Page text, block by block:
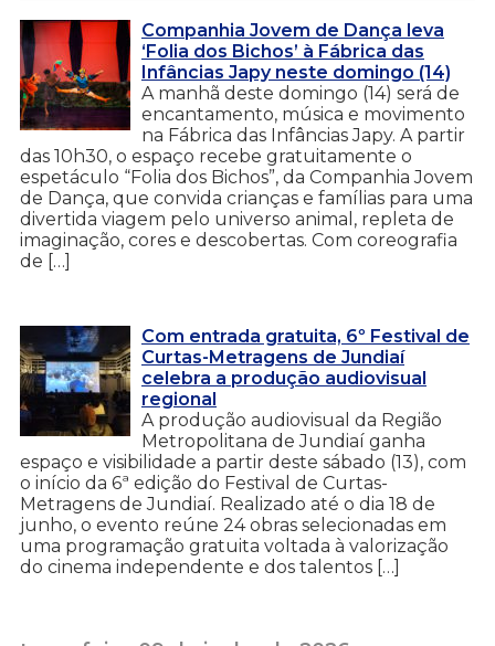
Companhia Jovem de Dança leva
‘Folia dos Bichos’ à Fábrica das
Infâncias Japy neste domingo (14)
A manhã deste domingo (14) será de
encantamento, música e movimento
na Fábrica das Infâncias Japy. A partir
das 10h30, o espaço recebe gratuitamente o
espetáculo “Folia dos Bichos”, da Companhia Jovem
de Dança, que convida crianças e famílias para uma
divertida viagem pelo universo animal, repleta de
imaginação, cores e descobertas. Com coreografia
de […]
Com entrada gratuita, 6º Festival de
Curtas-Metragens de Jundiaí
celebra a produção audiovisual
regional
A produção audiovisual da Região
Metropolitana de Jundiaí ganha
espaço e visibilidade a partir deste sábado (13), com
o início da 6ª edição do Festival de Curtas-
Metragens de Jundiaí. Realizado até o dia 18 de
junho, o evento reúne 24 obras selecionadas em
uma programação gratuita voltada à valorização
do cinema independente e dos talentos […]